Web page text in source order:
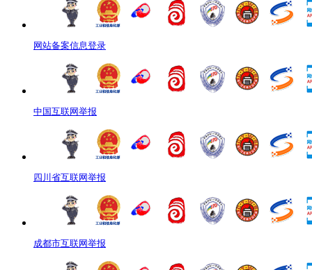
网站备案信息登录
中国互联网举报
四川省互联网举报
成都市互联网举报